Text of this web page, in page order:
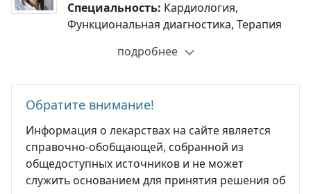
Специальность: Кардиология,
Функциональная диагностика, Терапия
подробнее
Обратите внимание!
Информация о лекарствах на сайте является
справочно-обобщающей, собранной из
общедоступных источников и не может
служить основанием для принятия решения об